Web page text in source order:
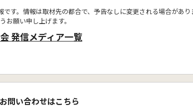
す。情報は取材先の都合で、予告なしに変更される場合があり
お願い申し上げます。
発信メディア一覧
お問い合わせはこちら